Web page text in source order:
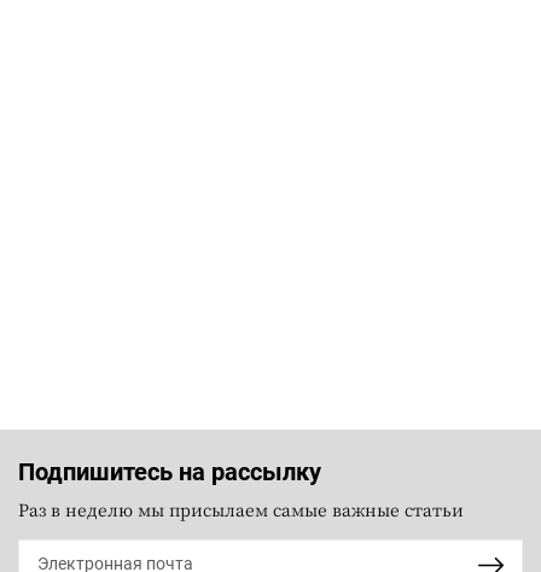
Подпишитесь на рассылку
Раз в неделю мы присылаем самые важные статьи